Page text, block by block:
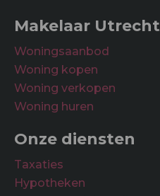
Makelaar Utrecht
Woningsaanbod
Woning kopen
Woning verkopen
Woning huren
Onze diensten
Taxaties
Hypotheken